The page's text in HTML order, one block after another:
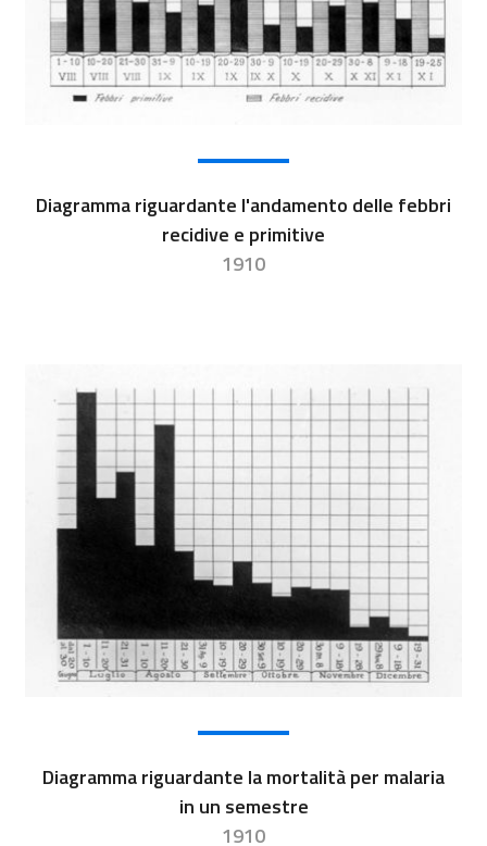
Diagramma riguardante l'andamento delle febbri
recidive e primitive
1910
Diagramma riguardante la mortalità per malaria
in un semestre
1910